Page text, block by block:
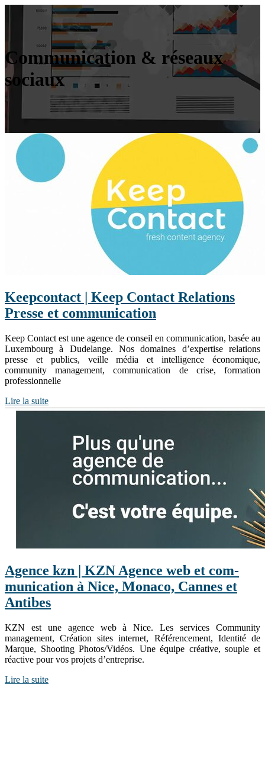
Communication & réseaux
sociaux
Keepcontact | Keep Contact Relations
Presse et com­munica­tion
Keep Contact est une agence de conseil en communication, basée au
Luxembourg à Dudelange. Nos domaines d’expertise relations
presse et publics, veille média et intelligence économique,
community management, communication de crise, formation
professionnelle
Lire la suite
Agence kzn | KZN Agence web et com­
munica­tion à Nice, Monaco, Cannes et
Antibes
KZN est une agence web à Nice. Les services Community
management, Création sites internet, Référencement, Identité de
Marque, Shooting Photos/Vidéos. Une équipe créative, souple et
réactive pour vos projets d’entreprise.
Lire la suite